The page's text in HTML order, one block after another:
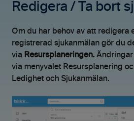
Redigera / Ta bort
Om du har behov av att redigera
registrerad sjukanmälan gör du
via Resursplaneringen. Ändringar
via menyvalet Resursplanering
Ledighet och Sjukanmälan.